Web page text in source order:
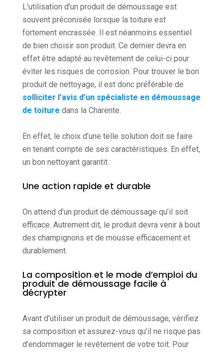
L’utilisation d’un produit de démoussage est
souvent préconisée lorsque la toiture est
fortement encrassée. Il est néanmoins essentiel
de bien choisir son produit. Ce dernier devra en
effet être adapté au revêtement de celui-ci pour
éviter les risques de corrosion. Pour trouver le bon
produit de nettoyage, il est donc préférable de
solliciter l’avis d’un spécialiste en démoussage
de toiture dans la Charente.
En effet, le choix d’une telle solution doit se faire
en tenant compte de ses caractéristiques. En effet,
un bon nettoyant garantit :
Une action rapide et durable
On attend d’un produit de démoussage qu’il soit
efficace. Autrement dit, le produit devra venir à bout
des champignons et de mousse efficacement et
durablement.
La composition et le mode d’emploi du
produit de démoussage facile à
décrypter
Avant d’utiliser un produit de démoussage, vérifiez
sa composition et assurez-vous qu’il ne risque pas
d’endommager le revêtement de votre toit. Pour